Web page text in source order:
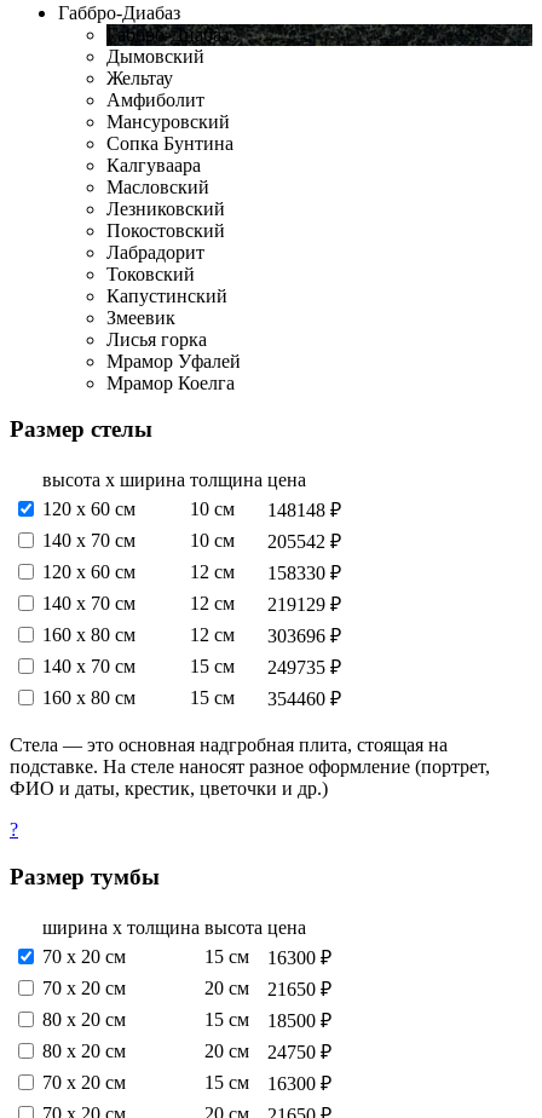
Габбро-Диабаз
Габбро-Диабаз
Дымовский
Жельтау
Амфиболит
Мансуровский
Сопка Бунтина
Калгуваара
Масловский
Лезниковский
Покостовский
Лабрадорит
Токовский
Капустинский
Змеевик
Лисья горка
Мрамор Уфалей
Мрамор Коелга
Размер стелы
высота х ширина толщина цена
120 х 60 см
10 см
148148 ₽
140 х 70 см
10 см
205542 ₽
120 х 60 см
12 см
158330 ₽
140 х 70 см
12 см
219129 ₽
160 х 80 см
12 см
303696 ₽
140 х 70 см
15 см
249735 ₽
160 х 80 см
15 см 354460 ₽
Стела — это основная надгробная плита, стоящая на
подставке. На стеле наносят разное оформление (портрет,
ФИО и даты, крестик, цветочки и др.)
?
Размер тумбы
ширина х толщина высота цена
70 х 20 см
15 см
16300 ₽
70 х 20 см
20 см
21650 ₽
80 х 20 см
15 см
18500 ₽
80 х 20 см
20 см
24750 ₽
70 х 20 см
15 см
16300 ₽
70 х 20 см
20 см